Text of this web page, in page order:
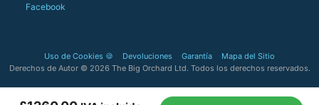
Facebook
Uso de Cookies 🍪 Devoluciones Garantía
Mapa del Sitio
Derechos de Autor © 2026 The Big Orchard Ltd. Todos los derechos reservados.